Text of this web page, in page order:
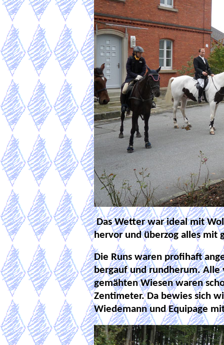
Das Wetter war ideal mit
hervor und überzog alles mit
Die Runs waren profihaft
bergauf und rundherum.
gemähten Wiesen waren
Zentimeter. Da bewies sich
Wiedemann und Equipage